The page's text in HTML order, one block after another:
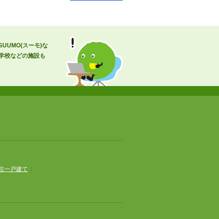
スーモ)な
校などの施設も
一戸建て